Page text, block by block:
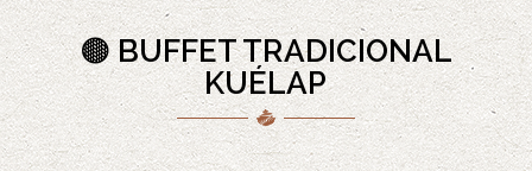
🟤 BUFFET TRADICIONAL
KUÉLAP